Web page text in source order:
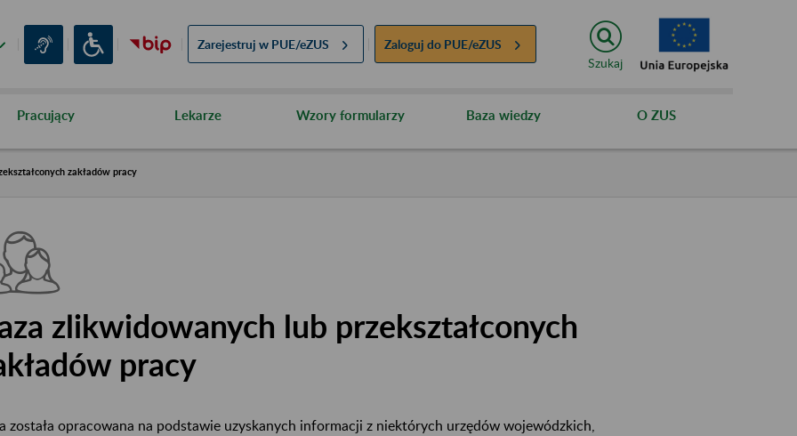
Zarejestruj w PUE/eZUS Zaloguj do PUE/eZUS
Szukaj
Pracujący Lekarze Wzory formularzy Baza wiedzy O ZUS
zakładów pracy
zlikwidowanych lub przekształconych
pracy
została opracowana na podstawie uzyskanych informacji z niektórych urzędów wojewódzkich,